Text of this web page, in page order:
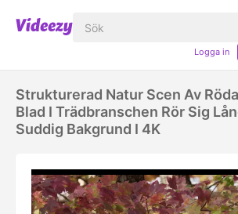
Logga in
Strukturerad Natur Scen Av
Blad I Trädbranschen Rör Sig
Suddig Bakgrund I 4K